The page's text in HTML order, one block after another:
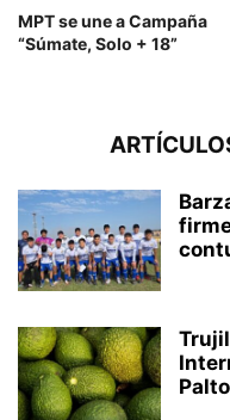
MPT se une a Campaña
“Súmate, Solo + 18”